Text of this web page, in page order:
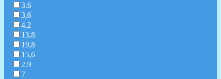
3.6
3,6
4,2
13,8
19,8
15,6
2.9
7